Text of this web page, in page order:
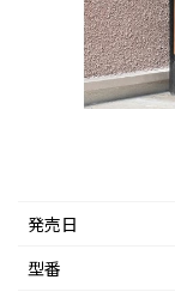
発売日
型番